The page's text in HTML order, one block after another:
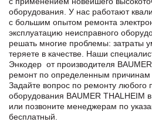
оборудования. У нас работают
с большим опытом ремонта
эксплуатацию неисправного
решать многие проблемы: затраты
теряете в качестве. Наши
Энкодер от производителя
ремонт по определенным причинам
Задайте вопрос по ремонту
оборудования BAUMER THALHEIM
или позвоните менеджерам по
бесплатный.